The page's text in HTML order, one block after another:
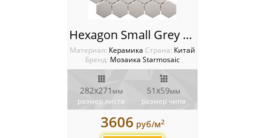
Hexagon Small Grey Glossy 51х59mm Мозаика Starmosaic Homework
Материал: Керамика Cтрана: Китай
Бренд: Мозаика Starmosaic
282х271 мм
размер листа
51х59мм
размер чипа
3606 руб/м2